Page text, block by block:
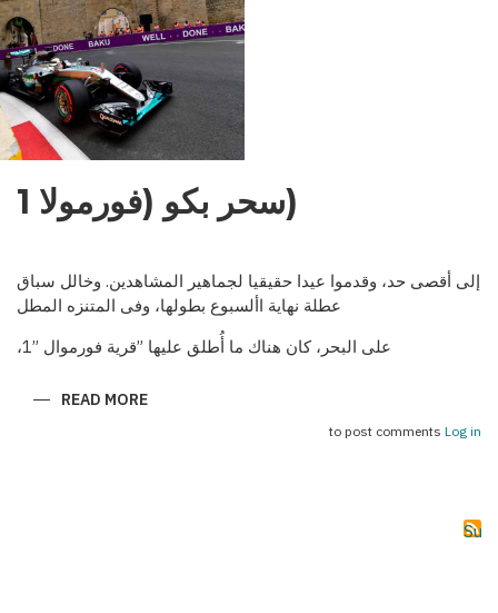
(سحر بكو (فورمولا 1
إلى أقصى حد، وقدموا عيدا حقيقيا لجماهير المشاهدين. وخالل سباق
عطلة نهاية األسبوع بطولها، وفى المتنزه المطل
على البحر، كان هناك ما أطلق عليها ”قرية فورموال ”1،
READ MORE
ABOUT
Log in
to post comments